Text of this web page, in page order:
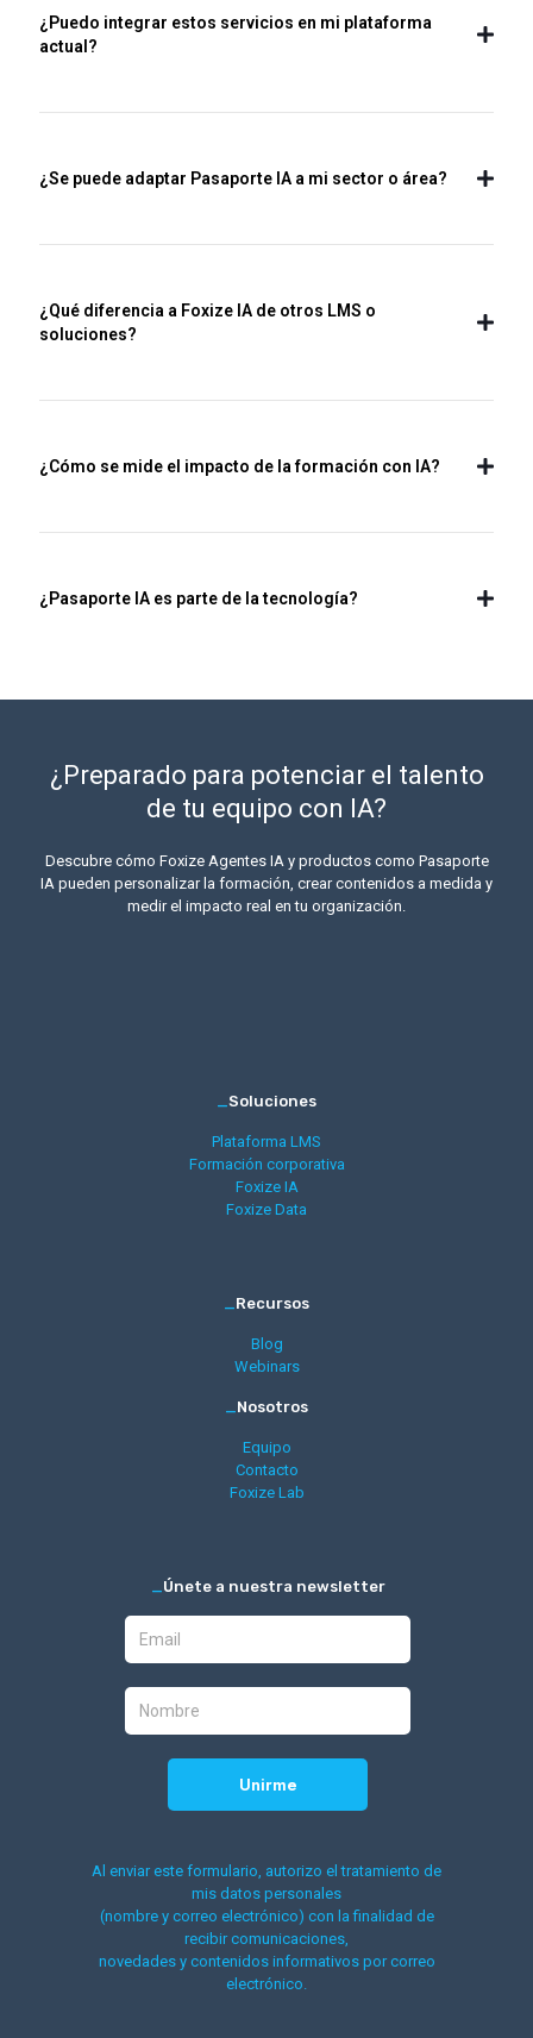
¿Puedo integrar estos servicios en mi plataforma
actual?
¿Se puede adaptar Pasaporte IA a mi sector o área?
¿Qué diferencia a Foxize IA de otros LMS o
soluciones?
¿Cómo se mide el impacto de la formación con IA?
¿Pasaporte IA es parte de la tecnología?
¿Preparado para potenciar el talento
de tu equipo con IA?
Descubre cómo Foxize Agentes IA y productos como Pasaporte
IA pueden personalizar la formación, crear contenidos a medida y
medir el impacto real en tu organización.
_Soluciones
Plataforma LMS
Formación corporativa
Foxize IA
Foxize Data
_Recursos
Blog
Webinars
_Nosotros
Equipo
Contacto
Foxize Lab
_Únete a nuestra newsletter
Al enviar este formulario, autorizo el tratamiento de
mis datos personales
(nombre y correo electrónico) con la finalidad de
recibir comunicaciones,
novedades y contenidos informativos por correo
electrónico.